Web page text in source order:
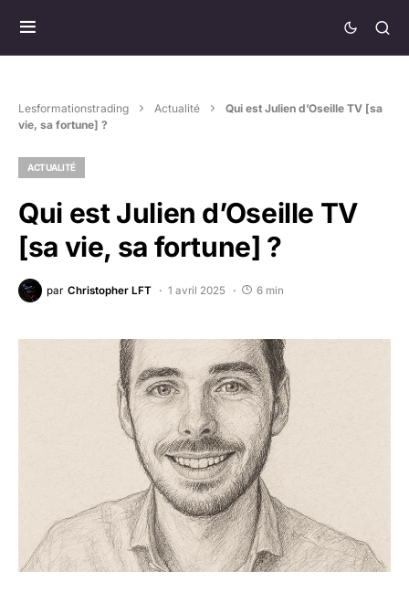
Lesformationstrading Actualité
Qui est Julien d’Oseille TV [sa
vie, sa fortune] ?
ACTUALITÉ
Qui est Julien d’Oseille TV
[sa vie, sa fortune] ?
par Christopher LFT 1 avril 2025 6 min